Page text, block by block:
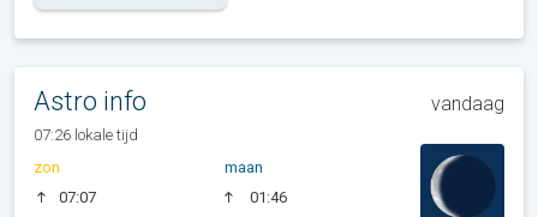
Astro info vandaag
07:26 lokale tijd
zon
07:07
maan
01:46